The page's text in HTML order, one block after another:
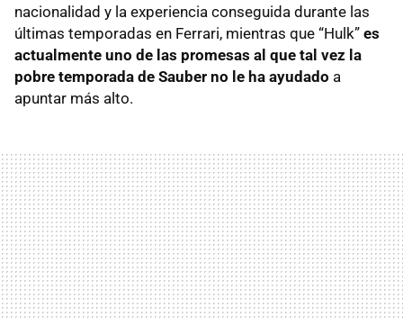
nacionalidad y la experiencia conseguida durante las
últimas temporadas en Ferrari, mientras que “Hulk” es
actualmente uno de las promesas al que tal vez la
pobre temporada de Sauber no le ha ayudado a
apuntar más alto.